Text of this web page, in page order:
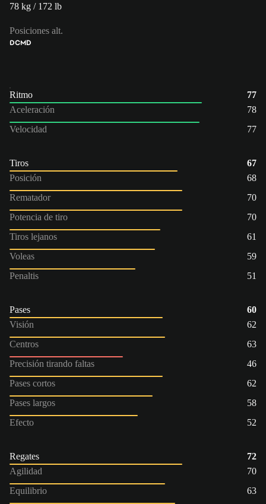
78 kg / 172 lb
Posiciones alt.
DCMD
Ritmo
77
Aceleración
78
Velocidad
77
Tiros
67
Posición
68
Rematador
70
Potencia de tiro
70
Tiros lejanos
61
Voleas
59
Penaltis
51
Pases
60
Visión
62
Centros
63
Precisión tirando faltas
46
Pases cortos
62
Pases largos
58
Efecto
52
Regates
72
Agilidad
70
Equilibrio
63